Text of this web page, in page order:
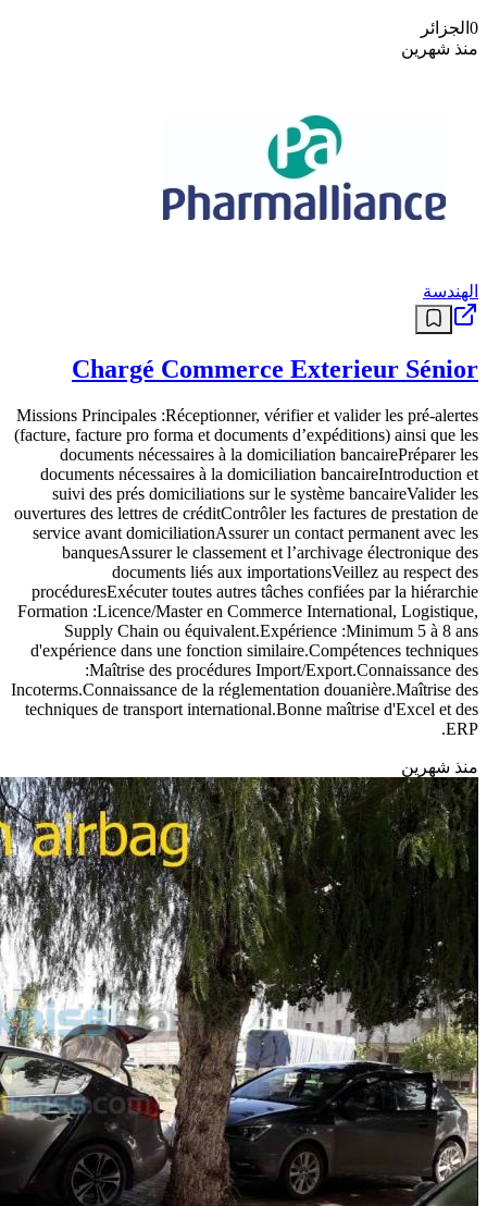
0 الجزائر
منذ شهرين
الهندسة
Chargé Commerce Exterieur Sénior
Missions Principales :Réceptionner, vérifier et valider les pré-alertes
(facture, facture pro forma et documents d’expéditions) ainsi que les
documents nécessaires à la domiciliation bancairePréparer les
documents nécessaires à la domiciliation bancaireIntroduction et
suivi des prés domiciliations sur le système bancaireValider les
ouvertures des lettres de créditContrôler les factures de prestation de
service avant domiciliationAssurer un contact permanent avec les
banquesAssurer le classement et l’archivage électronique des
documents liés aux importationsVeillez au respect des
procéduresExécuter toutes autres tâches confiées par la hiérarchie
Formation :Licence/Master en Commerce International, Logistique,
Supply Chain ou équivalent.Expérience :Minimum 5 à 8 ans
d'expérience dans une fonction similaire.Compétences techniques
:Maîtrise des procédures Import/Export.Connaissance des
Incoterms.Connaissance de la réglementation douanière.Maîtrise des
techniques de transport international.Bonne maîtrise d'Excel et des
ERP.
منذ شهرين